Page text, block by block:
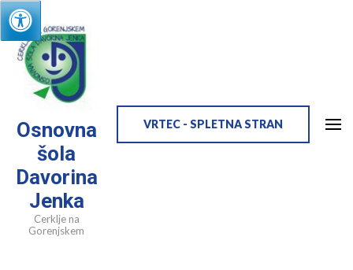
Skip
to
content
(Press
Enter)
Osnovna
šola
Davorina
Jenka
Cerklje na
Gorenjskem
VRTEC - SPLETNA STRAN